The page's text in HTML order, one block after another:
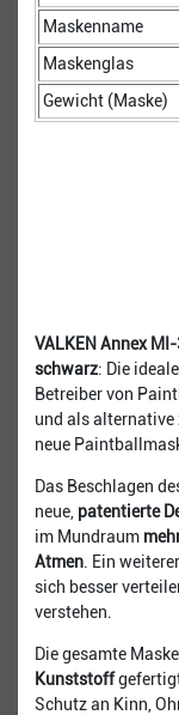
Maskenname
Maskenglas
Gewicht (Maske)
VALKEN Annex
schwarz: Die
Betreiber von
und als alternative
neue
Das Beschlagen
neue, patentierte
im Mundraum
Atmen . Ein
sich besser
verstehen.
Die gesamte
Kunststoff
Schutz an Kinn,